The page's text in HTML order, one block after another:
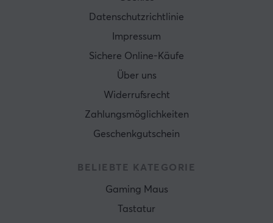
Datenschutzrichtlinie
Impressum
Sichere Online-Käufe
Über uns
Widerrufsrecht
Zahlungsmöglichkeiten
Geschenkgutschein
BELIEBTE KATEGORIE
Gaming Maus
Tastatur